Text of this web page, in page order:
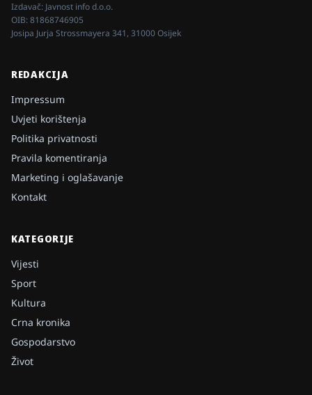
Izdavač: Javnost info d.o.o.
OIB:81868746905
Josipa Jurja Strossmayera 341, 31000 Osijek
REDAKCIJA
Impressum
Uvjeti korištenja
Politika privatnosti
Pravila komentiranja
Marketing i oglašavanje
Kontakt
KATEGORIJE
Vijesti
Sport
Kultura
Crna kronika
Gospodarstvo
Život